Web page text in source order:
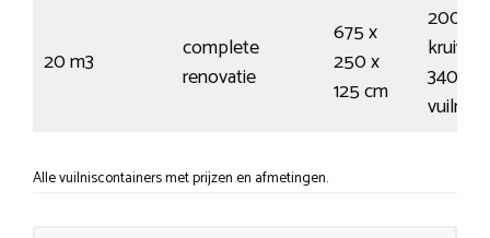
20 m3
complete
renovatie
675 x
250 x
125 cm
200
340
Alle vuilniscontainers met prijzen en afmetingen.